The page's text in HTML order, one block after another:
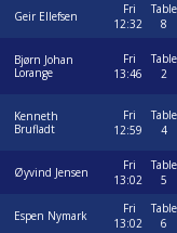
Geir Ellefsen
Fri
12:32
Table
8
Bjørn Johan
Lorange
Fri
13:46
Table
2
Kenneth
Brufladt
Fri
12:59
Table
4
Øyvind Jensen
Fri
13:02
Table
5
Espen Nymark
Fri
13:02
Table
6